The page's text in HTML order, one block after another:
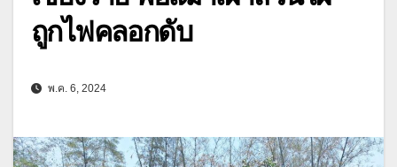
ถูกไฟคลอกดับ
พ.ค. 6, 2024